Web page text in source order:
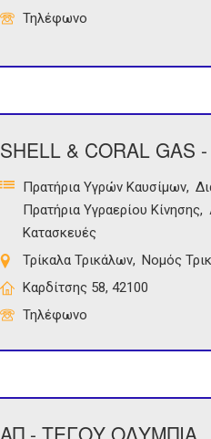
Τηλέφωνο
SHELL & CORAL
Πρατήρια Υγρών Καυσίμων
Πρατήρια Υγραερίου Κίνησης
Κατασκευές
Τρίκαλα Τρικάλων Νομός
Καρδίτσης 58, 42100
Τηλέφωνο
ΑΠ - ΤΕΓΟΥ ΟΛΥΜΠΙΑ